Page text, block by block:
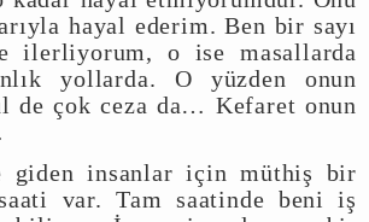
hayal ederim. Ben bir sayı
ilerliyorum, o ise masallarda
yollarda. O yüzden onun
de çok ceza da… Kefaret onun
giden insanlar için müthiş bir
var. Tam saatinde beni iş